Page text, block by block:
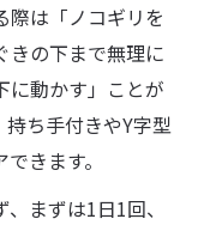
際は「ノコギリを
きの下まで無理に
に動かす」ことが
ち手付きやY字型
きます。
まずは1日1回、